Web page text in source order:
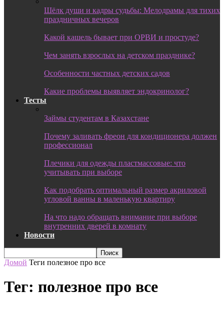
Шёлк души и кадры судьбы: Мелодрамы для тихих
праздничных вечеров
Какой кашель бывает при ОРВИ и простуде?
Чем занять взрослых на детском празднике?
Особенности частных детских садов
Какие проблемы выявляет эндокринолог?
Тесты
Займы студентам в Казахстане
Почему заливать фреон для кондиционера должен
профессионал
Плечики для одежды пластмассовые: что
учитывать при выборе
Как подобрать оптимальный размер акриловой
угловой ванны в маленькую квартиру
На что надо обращать внимание при выборе
внутренних дверей в комнату
Новости
Домой Теги полезное про все
Тег: полезное про все